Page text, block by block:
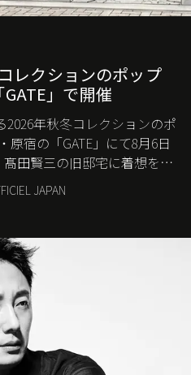
レクションのポップ
」で開催
2026年秋冬コレクションのポ
原宿の「GATE」にて8月6日
田賢三の旧邸宅に着想を得
と遊び心が交差する最新
JAPAN